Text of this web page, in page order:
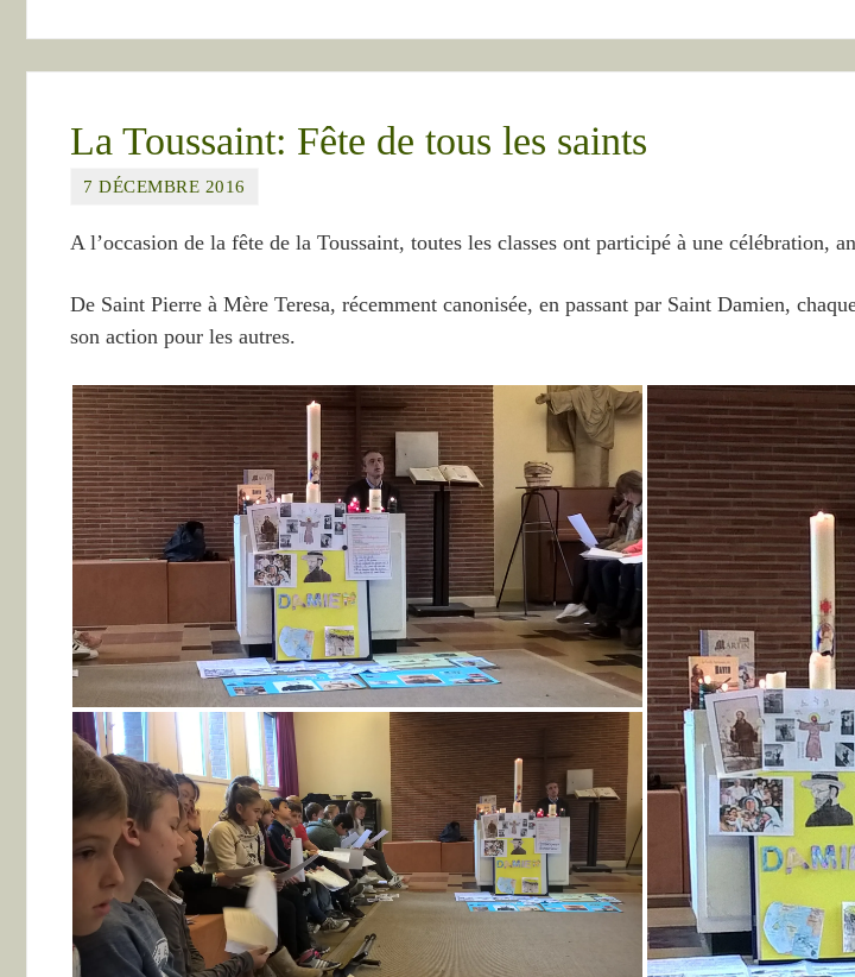
La Toussaint: Fête de tous les saints
7 DÉCEMBRE 2016
A l’occasion de la fête de la Toussaint, toutes les classes ont participé à une célébration,
De Saint Pierre à Mère Teresa, récemment canonisée, en passant par Saint Damien,
son action pour les autres.